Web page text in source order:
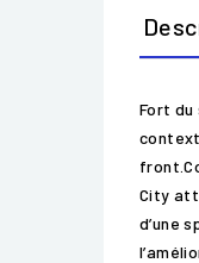
Fort
City
d’une